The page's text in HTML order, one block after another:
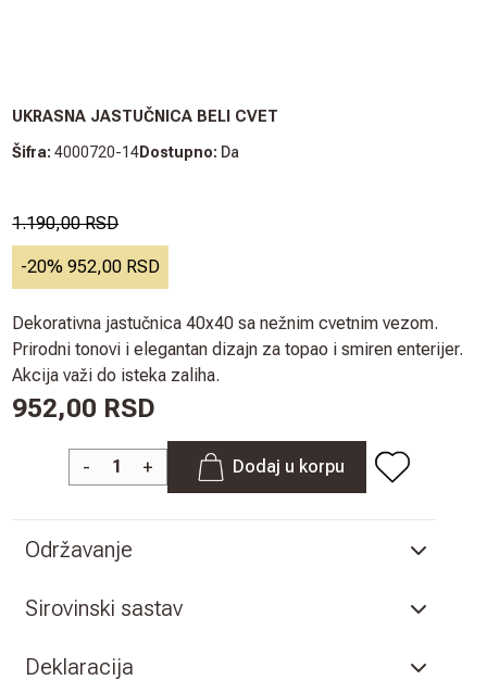
UKRASNA JASTUČNICA BELI CVET
Šifra: 4000720-14Dostupno: Da
1.190,00 RSD
-20%952,00 RSD
Dekorativna jastučnica 40x40 sa nežnim cvetnim vezom.
Prirodni tonovi i elegantan dizajn za topao i smiren enterijer.
Akcija važi do isteka zaliha.
952,00 RSD
- + Dodaj u korpu
Održavanje
Sirovinski sastav
Deklaracija